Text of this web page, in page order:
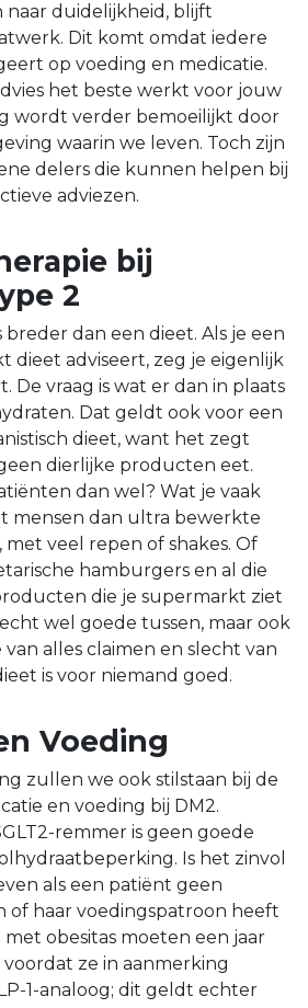
naar duidelijkheid, blijft
Dit komt omdat iedere
op voeding en medicatie.
het beste werkt voor jouw
wordt verder bemoeilijkt door
waarin we leven. Toch zijn
delers die kunnen helpen bij
adviezen.
bij
2
breder dan een dieet. Als je een
dieet adviseert, zeg je eigenlijk
De vraag is wat er dan in plaats
Dat geldt ook voor een
dieet, want het zegt
dierlijke producten eet.
dan wel? Wat je vaak
mensen dan ultra bewerkte
veel repen of shakes. Of
hamburgers en al die
die je supermarkt ziet
wel goede tussen, maar ook
alles claimen en slecht van
is voor niemand goed.
Voeding
zullen we ook stilstaan bij de
en voeding bij DM2.
remmer is geen goede
Is het zinvol
als een patiënt geen
of haar voedingspatroon heeft
obesitas moeten een jaar
voordat ze in aanmerking
1-analoog; dit geldt echter